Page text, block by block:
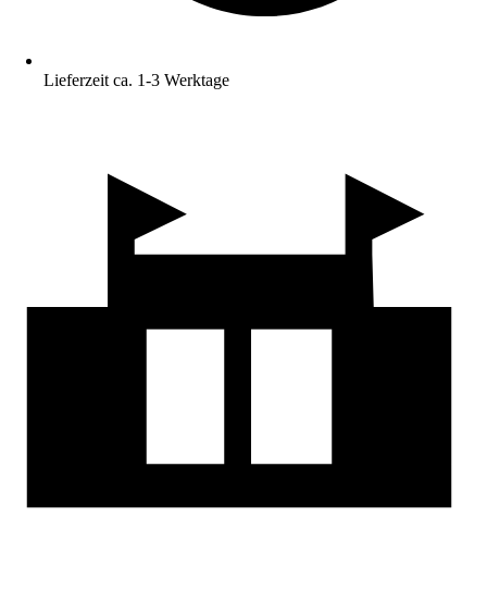
Lieferzeit ca. 1-3 Werktage